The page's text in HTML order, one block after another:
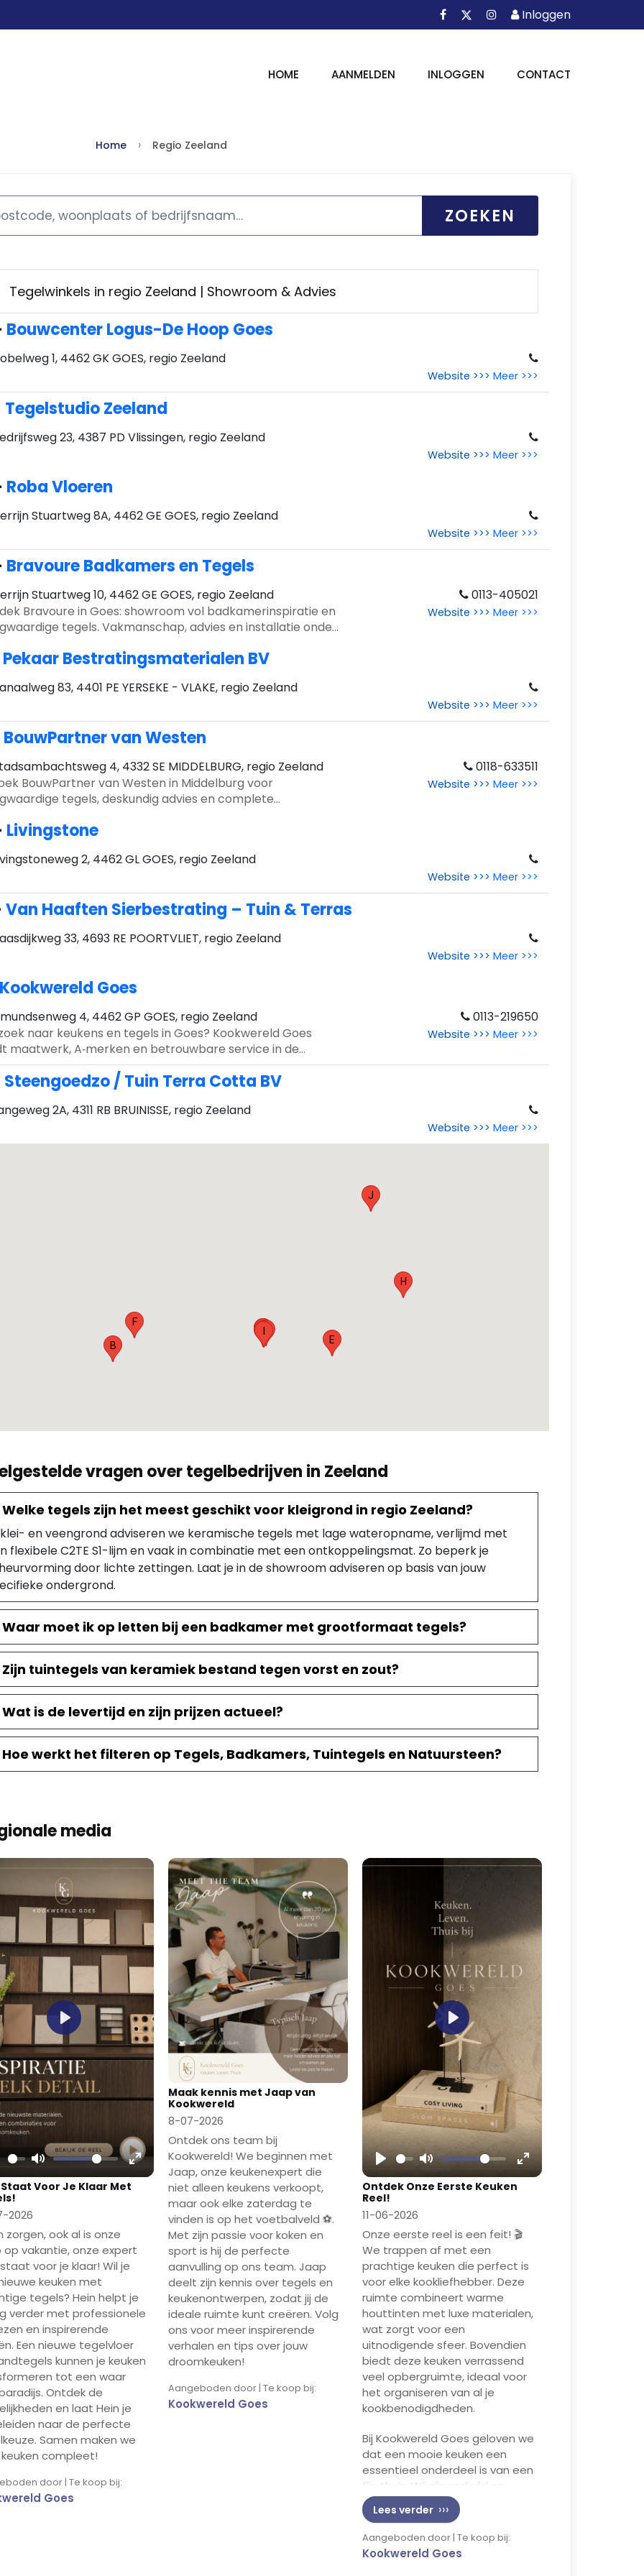
FacebookInstagram
Inloggen
Inloggen
HOME AANMELDEN INLOGGEN CONTACT
Home Regio Zeeland
ZOEKEN
Tegelwinkels in regio Zeeland | Showroom & Advies
Bouwcenter Logus-De Hoop Goes
1, 4462 GK GOES, regio Zeeland
Website >>> Meer >>>
Tegelstudio Zeeland
23, 4387 PD Vlissingen, regio Zeeland
Website >>> Meer >>>
Roba Vloeren
Stuartweg 8A, 4462 GE GOES, regio Zeeland
Website >>> Meer >>>
Bravoure Badkamers en Tegels
Stuartweg 10, 4462 GE GOES, regio Zeeland
Bravoure in Goes: showroom vol badkamerinspiratie en
tegels. Vakmanschap, advies en installatie onder
0113-405021
Website >>> Meer >>>
Pekaar Bestratingsmaterialen BV
83, 4401 PE YERSEKE - VLAKE, regio Zeeland
Website >>> Meer >>>
BouwPartner van Westen
4, 4332 SE MIDDELBURG, regio Zeeland
BouwPartner van Westen in Middelburg voor
tegels, deskundig advies en complete
0118-633511
Website >>> Meer >>>
Livingstone
2, 4462 GL GOES, regio Zeeland
Website >>> Meer >>>
Van Haaften Sierbestrating – Tuin & Terras
33, 4693 RE POORTVLIET, regio Zeeland
Website >>> Meer >>>
Kookwereld Goes
4, 4462 GP GOES, regio Zeeland
naar keukens en tegels in Goes? Kookwereld Goes
maatwerk, A‑merken en betrouwbare service in de
Zeeland.
0113-219650
Website >>> Meer >>>
Steengoedzo / Tuin Terra Cotta BV
2A, 4311 RB BRUINISSE, regio Zeeland
Website >>> Meer >>>
A
B
CD
E
F
G
H
J
vragen over tegelbedrijven in Zeeland
Welke tegels zijn het meest geschikt voor kleigrond in regio Zeeland?
klei- en veengrond adviseren we keramische tegels met lage wateropname, verlijmd met
flexibele C2TE S1-lijm en vaak in combinatie met een ontkoppelingsmat. Zo beperk je
door lichte zettingen. Laat je in de showroom adviseren op basis van jouw
ondergrond.
Waar moet ik op letten bij een badkamer met grootformaat tegels?
Zijn tuintegels van keramiek bestand tegen vorst en zout?
Wat is de levertijd en zijn prijzen actueel?
Hoe werkt het filteren op Tegels, Badkamers, Tuintegels en Natuursteen?
media
Mute
Enter
fullscreen
Play
Voor Je Klaar Met
2026
zorgen, ook al is onze
op vakantie, onze expert
voor je klaar! Wil je
keuken met
tegels? Hein helpt je
verder met professionele
en inspirerende
Een nieuwe tegelvloer
kunnen je keuken
tot een waar
Ontdek de
en laat Hein je
naar de perfecte
Samen maken we
compleet!
door | Te koop bij:
Goes
Maak kennis met Jaap van
Kookwereld
8-07-2026
Ontdek ons team bij
Kookwereld! We beginnen met
Jaap, onze keukenexpert die
niet alleen keukens verkoopt,
maar ook elke zaterdag te
vinden is op het voetbalveld ⚽️.
Met zijn passie voor koken en
sport is hij de perfecte
aanvulling op ons team. Jaap
deelt zijn kennis over tegels en
keukenontwerpen, zodat jij de
ideale ruimte kunt creëren. Volg
ons voor meer inspirerende
verhalen en tips over jouw
droomkeuken!
Aangeboden door | Te koop bij:
Kookwereld Goes
Play Mute
Enter
Play
Ontdek Onze Eerste Keuken
Reel!
11-06-2026
Onze eerste reel is een feit! 🎬
We trappen af met een
prachtige keuken die perfect is
voor elke kookliefhebber. Deze
ruimte combineert warme
houttinten met luxe materialen,
wat zorgt voor een
uitnodigende sfeer. Bovendien
biedt deze keuken verrassend
veel opbergruimte, ideaal voor
het organiseren van al je
kookbenodigdheden.
Bij Kookwereld Goes geloven we
dat een mooie keuken een
essentieel onderdeel is van een
fijn thuis. Wij zijn verliefd op
deze stijl… en jullie? 🤎
Lees verder
Aangeboden door | Te koop bij:
Kookwereld Goes